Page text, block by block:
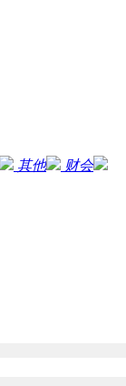
其他 财会